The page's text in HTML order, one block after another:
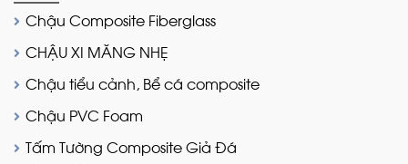
Chậu Composite Fiberglass
CHẬU XI MĂNG NHẸ
Chậu tiểu cảnh, Bể cá composite
Chậu PVC Foam
Tấm Tường Composite Giả Đá